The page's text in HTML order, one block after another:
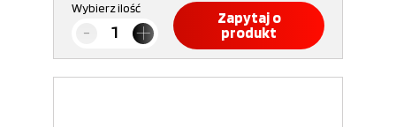
Wybierz ilość
Zapytaj o
produkt